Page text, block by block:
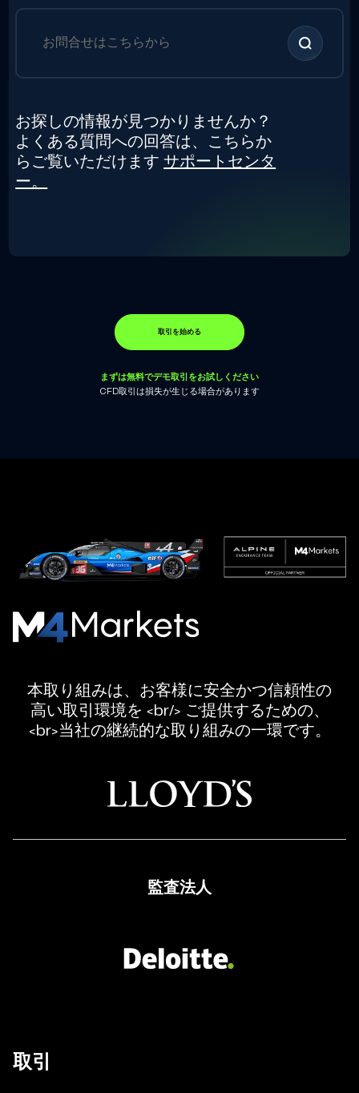
お探しの情報が見つかりませんか？
よくある質問への回答は、こちらか
らご覧いただけます サポートセンタ
ー。
取引を始める
まずは無料でデモ取引をお試しください
CFD取引は損失が生じる場合があります
M4Markets
制
さ
れ
CFD
引
ロ
ー
本取り組みは、お客様に安全かつ信頼性の
高い取引環境を <br/> ご提供するための、
<br>当社の継続的な取り組みの一環です。
監査法人
取引